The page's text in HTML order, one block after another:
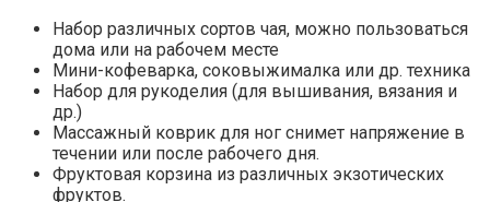
Набор различных сортов чая, можно пользоваться
дома или на рабочем месте
Мини-кофеварка, соковыжималка или др. техника
Набор для рукоделия (для вышивания, вязания и
др.)
Массажный коврик для ног снимет напряжение в
течении или после рабочего дня.
Фруктовая корзина из различных экзотических
фруктов.